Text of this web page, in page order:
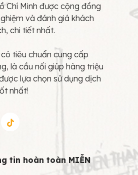
Chí Minh được cộng đồng
và đánh giá khách
chi tiết nhất.
tiêu chuẩn cung cấp
là cầu nối giúp hàng triệu
lựa chọn sử dụng dịch
nhất!
tin hoàn toàn MIỄN